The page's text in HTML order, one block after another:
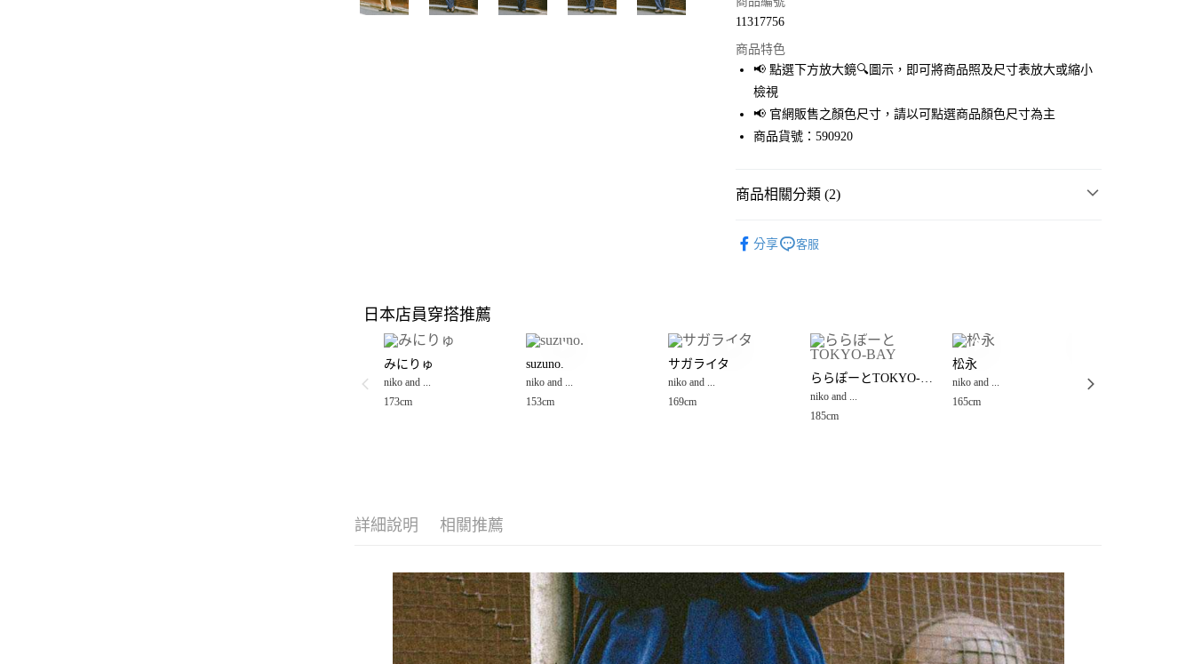
LINE Pay
Apple Pay
街口支付
Google Pay
2.付款方式選擇「大哥付你分期」，訂單成立後會自動跳轉到大哥付的交易
流程，驗證手機門號後，選擇欲分期的期數、繳款截止日，確認付款後即
3.實際核准額度、可分期數及費用金額請依後續交易確認頁面所載為準。
4.訂單成立30分鐘內，如未前往確認交易或遇審核未通過，訂單將自動取
消。如遇「轉專審核」未通過狀況，表示未達大哥付你分期系統評分，恕
用戶於交易時，得透過本服務購買商品或服務，並由商店將買賣／分期付
款買賣價金債權讓與本公司後，依約使用本公司帳單繳交帳款。
2.基於同意付款使用「大哥付你分期」之契約關係目的，商店將以您的個人
資料（包含姓名、電話或地址）提供予台灣大哥大進項蒐集、處理及利
用，由本公司與您本人進行分期帳單所需資料之確認、核對及更正。
3.完整用戶服務條款，請詳閱以下連結：https://oppay.tw/userRule
相關說明
【關於「AFTEE先享後付」】
AFTEE先享後付是「在收到商品之後才付款」的支付方式。 讓您購物簡單
１．簡單：不需註冊會員、不需綁卡、不需儲值。
２．便利：只要手機號碼，簡訊認證，即可結帳。
絡購買商品的店家。未經商家同意取消之訂單仍視為有效，需透過AFTEE
先享後付繳納相關費用。
※ 交易是否成功請以「AFTEE先享後付 」之結帳頁面顯示為準，若有關於
是否繳費成功／繳費後需取消欲退款等相關疑問，請聯繫「AFTEE先享後
付客戶支援中心」https://netprotections.freshdesk.com/support/home
全家 取貨付款
付款後 7-11取貨
每筆NT$80，滿NT$1,500(含以上)免運費
宅配
11317756
商品特色
📢 點選下方放大鏡🔍圖示，即可將商品照及尺寸表放大或縮小
檢視
📢 官網販售之顏色尺寸，請以可點選商品顏色尺寸為主
商品貨號：590920
商品相關分類 (2)
分享 客服
日本店員穿搭推薦
みにりゅ
niko and ...
173cm
suzuno.
niko and ...
153cm
サガライタ
niko and ...
169cm
ららぽーとTOKYO-BAY
niko and ...
185cm
松永
niko and ...
165cm
詳細說明 相關推薦